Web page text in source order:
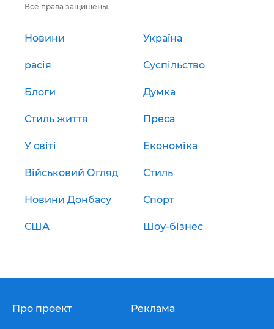
Все права защищены.
Новини Україна
расія Суспільство
Блоги Думка
Стиль життя Преса
У світі Економіка
Військовий Огляд Стиль
Новини Донбасу Спорт
США Шоу-бізнес
Про проект Реклама